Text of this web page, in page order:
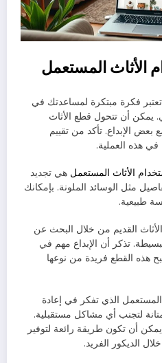
الأثاث المستعمل
تعتبر فكرة مبتكرة لمساعدتك في
يمكن أن تتحول قطع الأثاث
الإبداع. تأكد من تقييم
في هذه العملية.
الأثاث المستعمل هي تجديد
مثل الوسائد الملونة. بإمكانك
طبيعية.
القديم من خلال البحث عن
تذكر أن الإبداع مهم في
هذه القطع فريدة من نوعها
الذي تفكر في إعادة
لتجنب أي مشاكل مستقبلية.
يمكن أن تكون طريقة رائعة لتوفير
الديكور الفريد.